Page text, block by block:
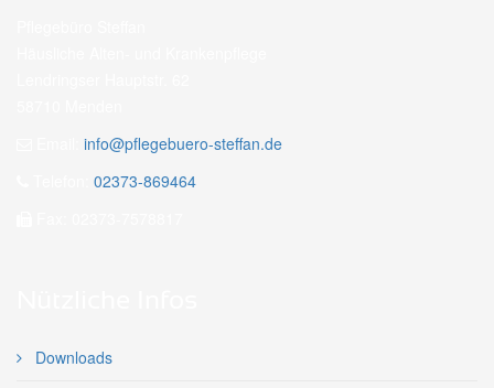
info@pflegebuero-steffan.de
02373-869464
Downloads